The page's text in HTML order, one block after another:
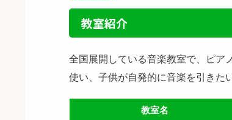
教室紹介
全国展開している音楽教室で、ピア
使い、子供が自発的に音楽を引きた
教室名